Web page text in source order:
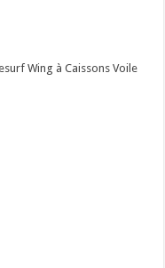
Wing à Caissons Voile